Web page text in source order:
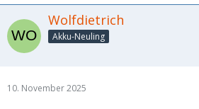
Wolfdietrich
Akku-Neuling
10. November 2025